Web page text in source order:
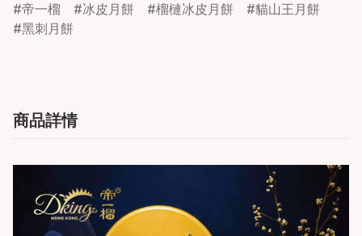
帝一榴 冰皮月餅 榴槤冰皮月餅
貓山王月餅
黑刺月餅
商品詳情